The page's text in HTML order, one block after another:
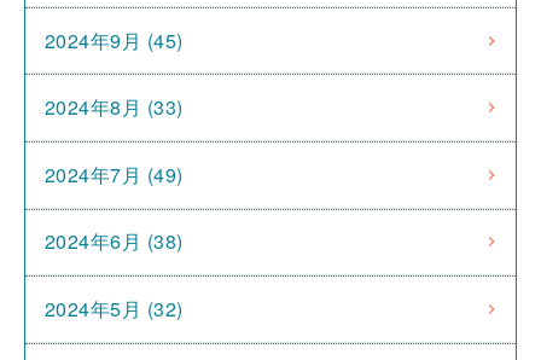
2024年9月 (45)
2024年8月 (33)
2024年7月 (49)
2024年6月 (38)
2024年5月 (32)